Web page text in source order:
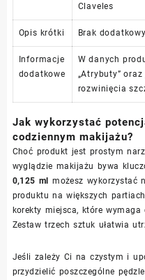
Claveles
Opis krótki Brak
Informacje
dodatkowe
W danych
„Atrybuty” oraz
rozwinięcia
Jak wykorzystać
codziennym makijażu?
Choć produkt jest prostym
wyglądzie makijażu bywa
0,125 ml możesz wykorzystać
produktu na większych
korekty miejsca, które wymaga
Zestaw trzech sztuk ułatwia
Jeśli zależy Ci na czystym i
przydzielić poszczególne